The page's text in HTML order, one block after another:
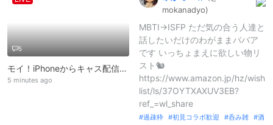
5
モイ！iPhoneからキャス配信中 -
5 minutes ago
mokanadyo)
MBTI→ISFP ただ気の合う人達と
話したいだけのわがままババア
です いっちょまえに欲しい物リ
スト🐿
https://www.amazon.jp/hz/wish
list/ls/37OYTXAXUV3EB?
ref_=wl_share
過疎枠 初見コラボ歓迎 呑み雑
酒